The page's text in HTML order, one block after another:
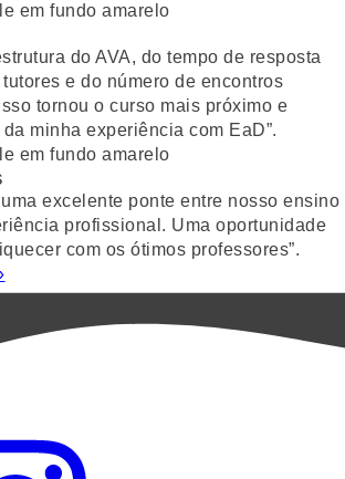
do AVA, do tempo de resposta
e do número de encontros
tornou o curso mais próximo e
minha experiência com EaD”.
excelente ponte entre nosso ensino
profissional. Uma oportunidade
com os ótimos professores”.